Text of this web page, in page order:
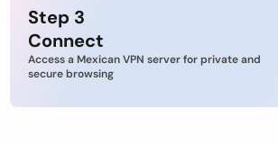
Step 3
Connect
Access a Mexican VPN server for private and
secure browsing